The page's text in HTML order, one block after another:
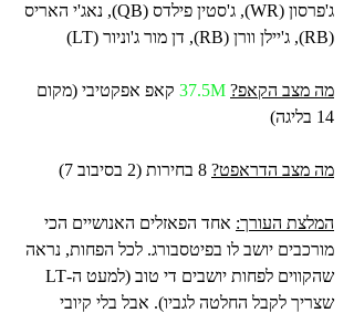
ג'פרסון (WR), ג'סטין פילדס (QB), נאג'י האריס
(RB), ג'יילן וורן (RB), דן מור ג'וניור (LT)
מה מצב הקאפ? 37.5M קאפ אפקטיבי (מקום
14 בליגה)
מה מצב הדראפט?
המלצת העורך: אחד הפאזלים האנושיים הכי
מורכבים יושב לו בפיטסבורג. לכל הפחות, נראה
שצריך לקבל החלטה לגביו). אבל בלי קיובי